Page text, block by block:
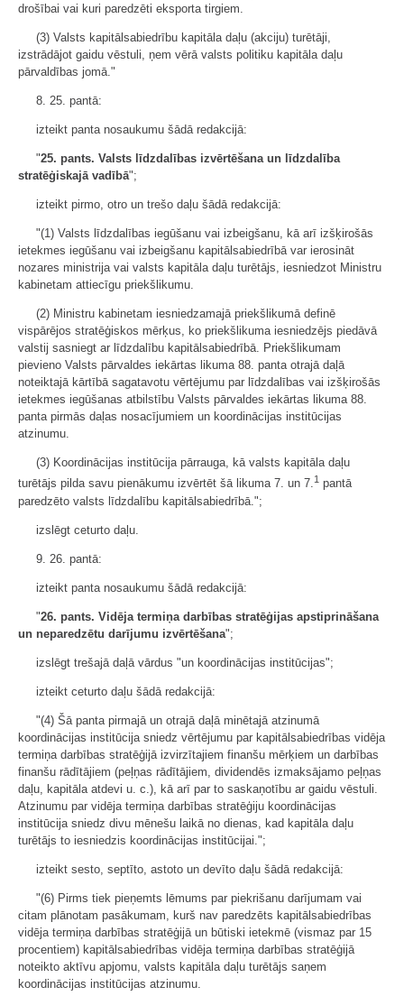
drošībai vai kuri paredzēti eksporta tirgiem.
(3) Valsts kapitālsabiedrību kapitāla daļu (akciju) turētāji,
izstrādājot gaidu vēstuli, ņem vērā valsts politiku kapitāla daļu
pārvaldības jomā."
8. 25. pantā:
izteikt panta nosaukumu šādā redakcijā:
"25. pants. Valsts līdzdalības izvērtēšana un līdzdalība
stratēģiskajā vadībā";
izteikt pirmo, otro un trešo daļu šādā redakcijā:
"(1) Valsts līdzdalības iegūšanu vai izbeigšanu, kā arī izšķirošās
ietekmes iegūšanu vai izbeigšanu kapitālsabiedrībā var ierosināt
nozares ministrija vai valsts kapitāla daļu turētājs, iesniedzot Ministru
kabinetam attiecīgu priekšlikumu.
(2) Ministru kabinetam iesniedzamajā priekšlikumā definē
vispārējos stratēģiskos mērķus, ko priekšlikuma iesniedzējs piedāvā
valstij sasniegt ar līdzdalību kapitālsabiedrībā. Priekšlikumam
pievieno Valsts pārvaldes iekārtas likuma 88. panta otrajā daļā
noteiktajā kārtībā sagatavotu vērtējumu par līdzdalības vai izšķirošās
ietekmes iegūšanas atbilstību Valsts pārvaldes iekārtas likuma 88.
panta pirmās daļas nosacījumiem un koordinācijas institūcijas
atzinumu.
(3) Koordinācijas institūcija pārrauga, kā valsts kapitāla daļu
turētājs pilda savu pienākumu izvērtēt šā likuma 7. un 7.1 pantā
paredzēto valsts līdzdalību kapitālsabiedrībā.";
izslēgt ceturto daļu.
9. 26. pantā:
izteikt panta nosaukumu šādā redakcijā:
"26. pants. Vidēja termiņa darbības stratēģijas apstiprināšana
un neparedzētu darījumu izvērtēšana";
izslēgt trešajā daļā vārdus "un koordinācijas institūcijas";
izteikt ceturto daļu šādā redakcijā:
"(4) Šā panta pirmajā un otrajā daļā minētajā atzinumā
koordinācijas institūcija sniedz vērtējumu par kapitālsabiedrības vidēja
termiņa darbības stratēģijā izvirzītajiem finanšu mērķiem un darbības
finanšu rādītājiem (peļņas rādītājiem, dividendēs izmaksājamo peļņas
daļu, kapitāla atdevi u. c.), kā arī par to saskaņotību ar gaidu vēstuli.
Atzinumu par vidēja termiņa darbības stratēģiju koordinācijas
institūcija sniedz divu mēnešu laikā no dienas, kad kapitāla daļu
turētājs to iesniedzis koordinācijas institūcijai.";
izteikt sesto, septīto, astoto un devīto daļu šādā redakcijā:
"(6) Pirms tiek pieņemts lēmums par piekrišanu darījumam vai
citam plānotam pasākumam, kurš nav paredzēts kapitālsabiedrības
vidēja termiņa darbības stratēģijā un būtiski ietekmē (vismaz par 15
procentiem) kapitālsabiedrības vidēja termiņa darbības stratēģijā
noteikto aktīvu apjomu, valsts kapitāla daļu turētājs saņem
koordinācijas institūcijas atzinumu.